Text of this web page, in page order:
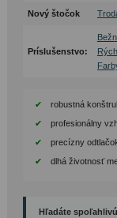
Nový štočok
Príslušenstvo:
robustná
profesionálny
precízny
dlhá životnosť
Hľadáte